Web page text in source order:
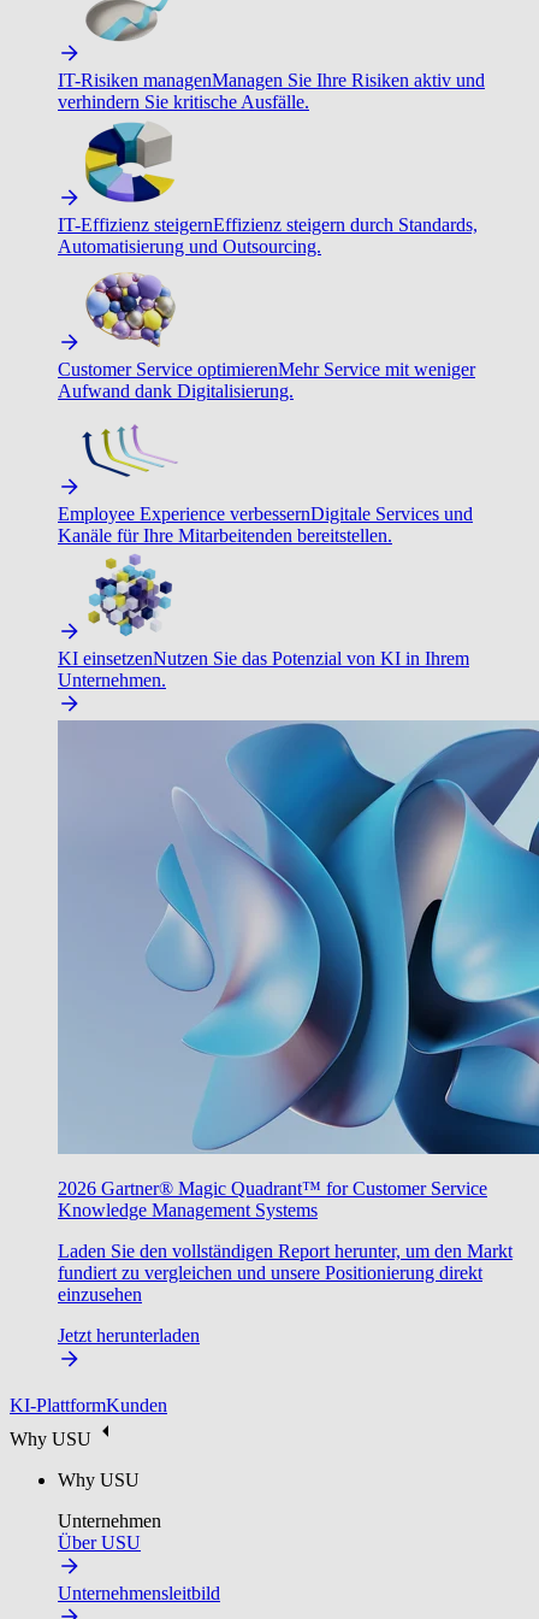
IT-Risiken managenManagen Sie Ihre Risiken aktiv und
verhindern Sie kritische Ausfälle.
IT-Effizienz steigernEffizienz steigern durch Standards,
Automatisierung und Outsourcing.
Customer Service optimierenMehr Service mit weniger
Aufwand dank Digitalisierung.
Employee Experience verbessernDigitale Services und
Kanäle für Ihre Mitarbeitenden bereitstellen.
KI einsetzenNutzen Sie das Potenzial von KI in Ihrem
Unternehmen.
2026 Gartner® Magic Quadrant™ for Customer Service
Knowledge Management Systems
Laden Sie den vollständigen Report herunter, um den Markt
fundiert zu vergleichen und unsere Positionierung direkt
einzusehen
Jetzt herunterladen
KI-PlattformKunden
Why USU
Why USU
Unternehmen
Über USU
Unternehmensleitbild